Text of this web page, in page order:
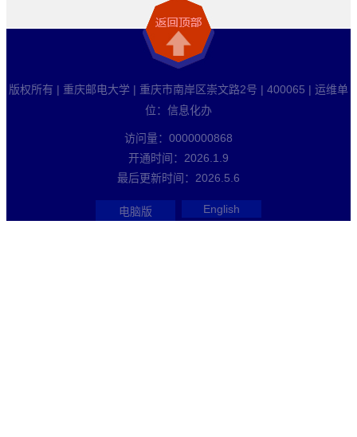
版权所有 | 重庆邮电大学 | 重庆市南岸区崇文路2号 | 400065 | 运维单
位：信息化办
访问量： 0000000868
开通时间： 2026 1 9
最后更新时间： 2026 5 6
电脑版 English